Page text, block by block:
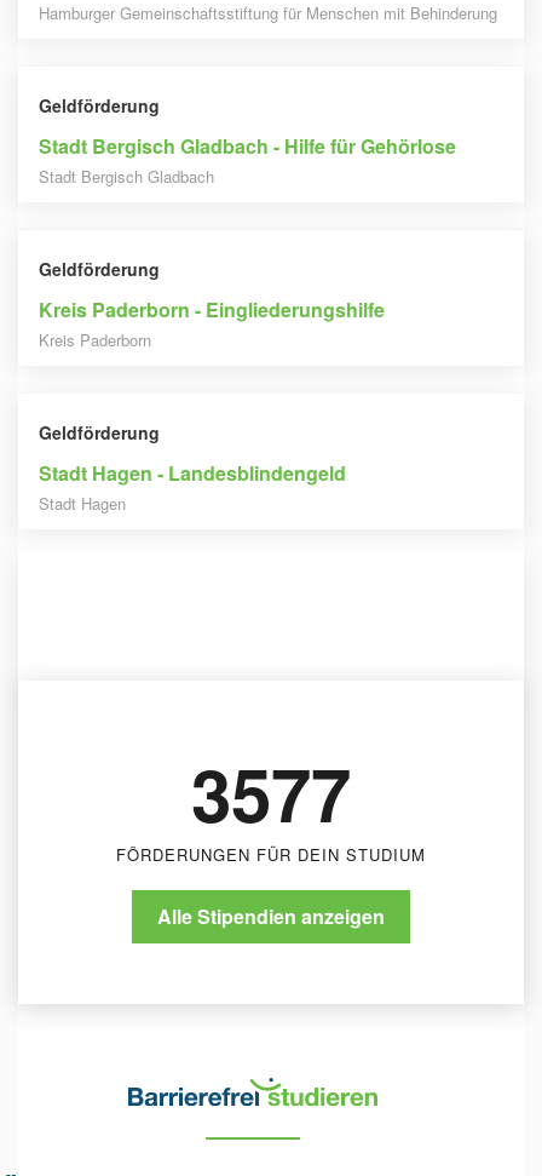
Hamburger Gemeinschaftsstiftung für Menschen mit Behinderung
Geldförderung
Stadt Bergisch Gladbach - Hilfe für Gehörlose
Stadt Bergisch Gladbach
Geldförderung
Kreis Paderborn - Eingliederungshilfe
Kreis Paderborn
Geldförderung
Stadt Hagen - Landesblindengeld
Stadt Hagen
3577
FÖRDERUNGEN FÜR DEIN STUDIUM
Alle Stipendien anzeigen